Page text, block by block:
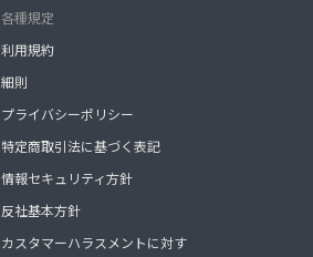
各種規定
利用規約
細則
プライバシーポリシー
特定商取引法に基づく表記
情報セキュリティ方針
反社基本方針
カスタマーハラスメントに対す